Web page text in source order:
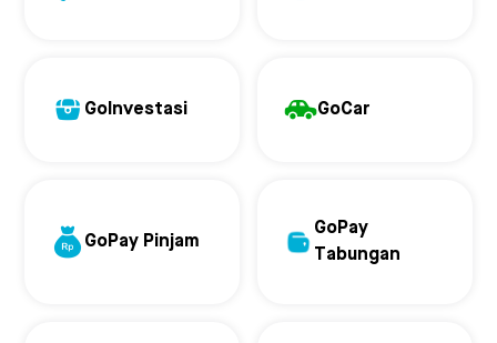
GoInvestasi GoCar
GoPay Pinjam
GoPay
Tabungan